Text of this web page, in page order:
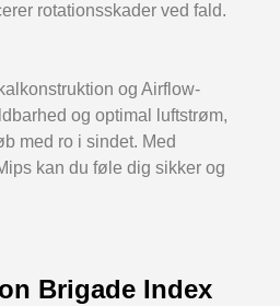
rotationsskader ved fald.
og Airflow-
og optimal luftstrøm,
med ro i sindet. Med
kan du føle dig sikker og
Brigade Index